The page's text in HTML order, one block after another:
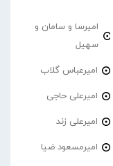
امیرسا و سامان و
سهیل
امیرعباس گلاب
امیرعلی حاجی
امیرعلی زند
امیرمسعود ضیا